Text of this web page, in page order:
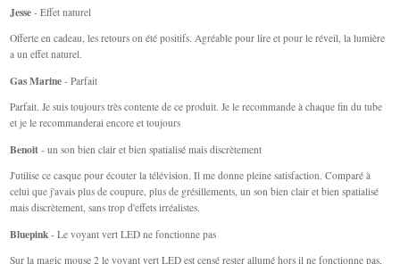
Jesse - Effet naturel
Offerte en cadeau, les retours on été positifs. Agréable pour lire et pour le réveil, la lumière
a un effet naturel.
Gas Marine - Parfait
Parfait. Je suis toujours très contente de ce produit. Je le recommande à chaque fin du tube
et je le recommanderai encore et toujours
Benoit - un son bien clair et bien spatialisé mais discrètement
J'utilise ce casque pour écouter la télévision. Il me donne pleine satisfaction. Comparé à
celui que j'avais plus de coupure, plus de grésillements, un son bien clair et bien spatialisé
mais discrètement, sans trop d'effets irréalistes.
Bluepink - Le voyant vert LED ne fonctionne pas
Sur la magic mouse 2 le voyant vert LED est censé rester allumé hors il ne fonctionne pas,